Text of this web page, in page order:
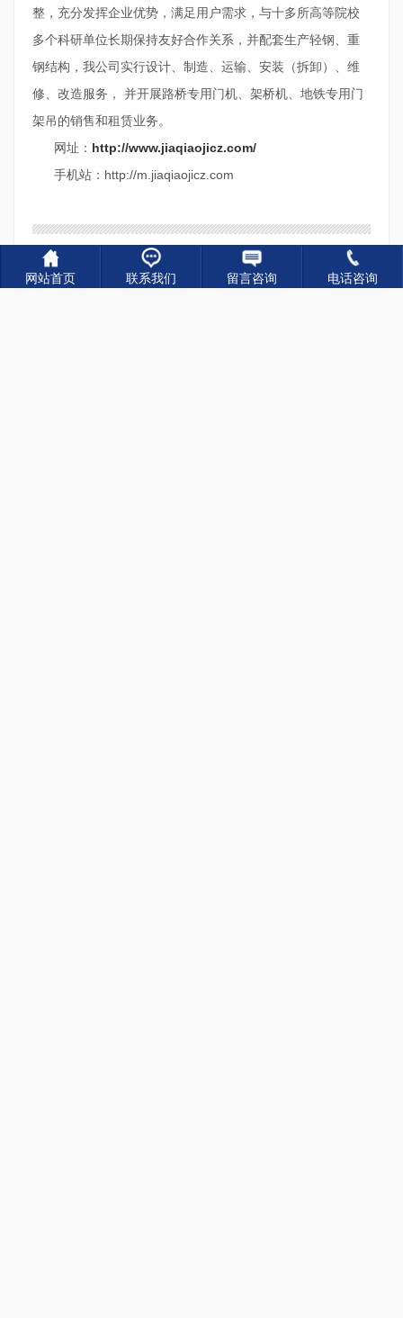
整，充分发挥企业优势，满足用户需求，与十多所高等院校
多个科研单位长期保持友好合作关系，并配套生产轻钢、重
钢结构，我公司实行设计、制造、运输、安装（拆卸）、维
修、改造服务， 并开展路桥专用门机、架桥机、地铁专用门
架吊的销售和租赁业务。
网址： http://www.jiaqiaojicz.com/
手机站：http://m.jiaqiaojicz.com
上一篇： 渡槽机规范作业操作要点 济南渡槽架桥机厂家
网站首页 联系我们 留言咨询 电话咨询